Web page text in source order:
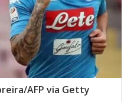
AFP via Getty